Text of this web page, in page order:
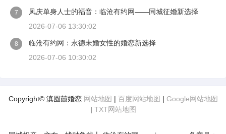
7
凤庆单身人士的福音：临沧有约网——同城征婚新选择
2026-07-06 13:30:02
8
临沧有约网：永德未婚女性的婚恋新选择
2026-07-06 10:30:02
Copyright© 滇圆囍婚恋 网站地图 | 百度网站地图 | Google网站地图
| TXT网站地图